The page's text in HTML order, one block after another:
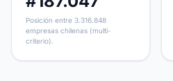
Posición entre 3.316.848
empresas chilenas (multi-
criterio).